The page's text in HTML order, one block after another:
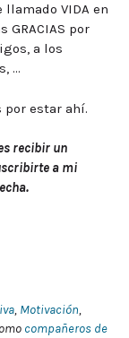
VIDA en
por
a los
…
estar ahí.
recibir un
a mi
, Motivación,
compañeros de